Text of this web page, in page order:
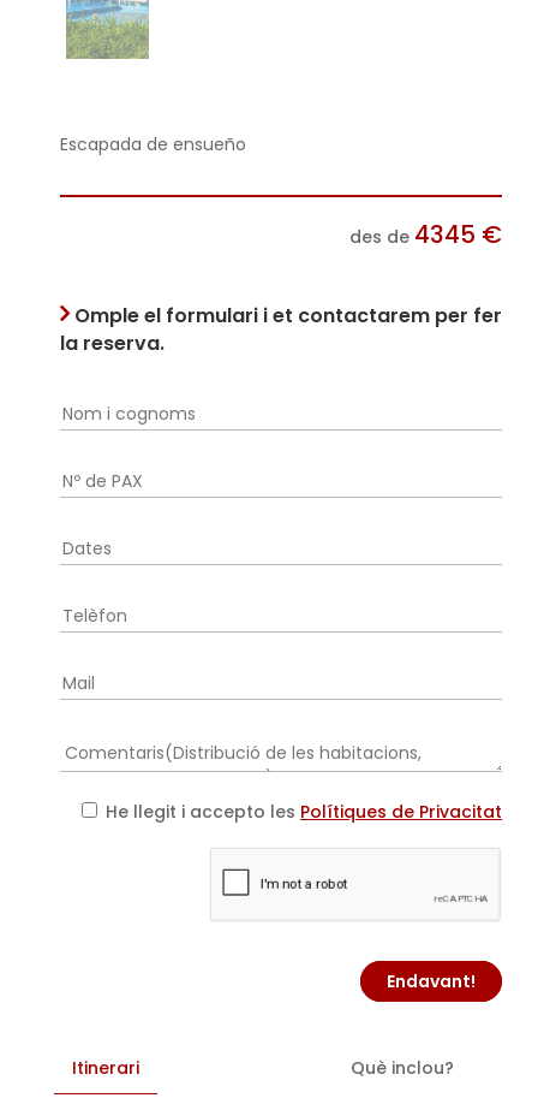
Escapada de ensueño
des de 4345 €
Omple el formulari i et contactarem per fer
la reserva.
He llegit i accepto les Polítiques de Privacitat
Endavant!
Itinerari Què inclou?